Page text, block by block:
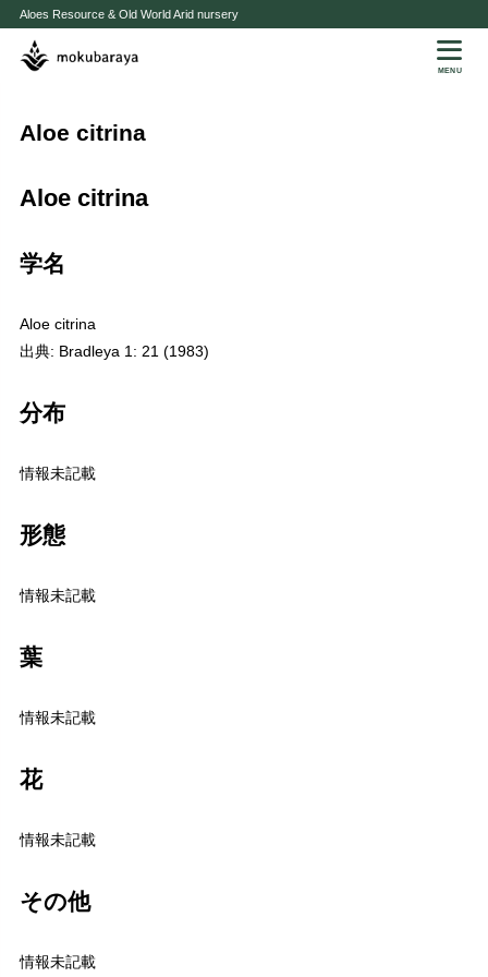
Aloes Resource & Old World Arid nursery
MENU
Aloe citrina
Aloe citrina
学名
Aloe citrina
出典: Bradleya 1: 21 (1983)
分布
情報未記載
形態
情報未記載
葉
情報未記載
花
情報未記載
その他
情報未記載